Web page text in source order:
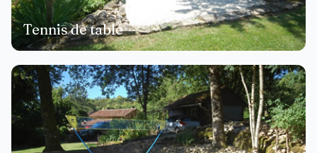
Tennis de table